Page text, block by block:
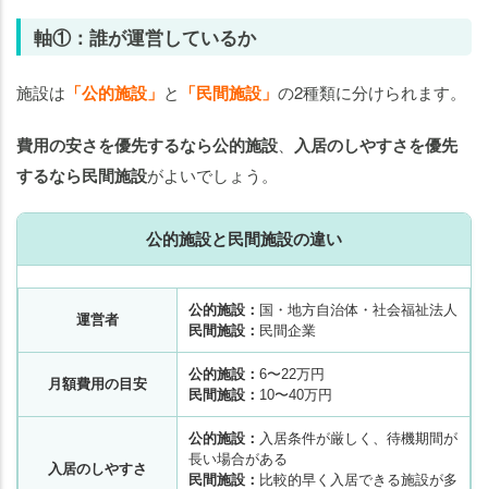
軸①：誰が運営しているか
施設は 「公的施設」 と 「民間施設」 の2種類に分けられます。
費用の安さを優先するなら公的施設
入居のしやすさを優先
するなら民間施設がよいでしょう。
公的施設と民間施設の違い
運営者
公的施設： 国・地方自治体・社会福祉法人
民間施設： 民間企業
月額費用の目安
公的施設： 6〜22万円
民間施設： 10〜40万円
入居のしやすさ
公的施設： 入居条件が厳しく、待機期間が
長い場合がある
民間施設： 比較的早く入居できる施設が多